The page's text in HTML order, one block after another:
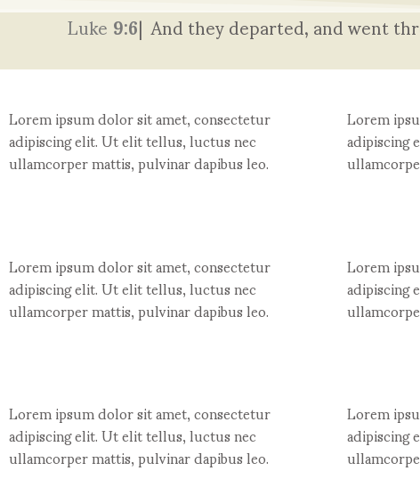
Luke9:6|And they departed, and went
Lorem ipsum dolor sit amet, consectetur
adipiscing elit. Ut elit tellus, luctus nec
ullamcorper mattis, pulvinar dapibus leo.
Lorem
Lorem ipsum dolor sit amet, consectetur
adipiscing elit. Ut elit tellus, luctus nec
ullamcorper mattis, pulvinar dapibus leo.
Lorem
Lorem ipsum dolor sit amet, consectetur
adipiscing elit. Ut elit tellus, luctus nec
ullamcorper mattis, pulvinar dapibus leo.
Lorem